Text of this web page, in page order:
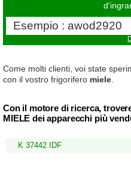
Come molti clienti, voi state
con il vostro frigorifero miele
Con il motore di ricerca,
MIELE dei apparecchi più
K 37442 IDF